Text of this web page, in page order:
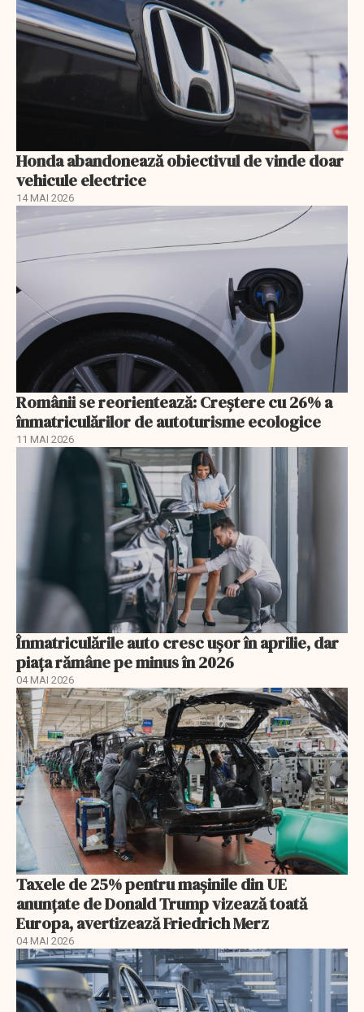
Honda abandonează obiectivul de vinde doar
vehicule electrice
14 MAI 2026
Românii se reorientează: Creştere cu 26% a
înmatriculărilor de autoturisme ecologice
11 MAI 2026
Înmatriculările auto cresc ușor în aprilie, dar
piața rămâne pe minus în 2026
04 MAI 2026
Taxele de 25% pentru mașinile din UE
anunţate de Donald Trump vizează toată
Europa, avertizează Friedrich Merz
04 MAI 2026